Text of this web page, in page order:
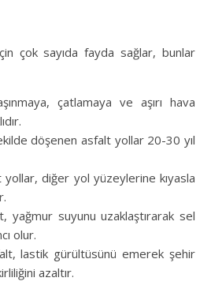
çok sayıda fayda sağlar, bunlar
çatlamaya ve aşırı hava
döşenen asfalt yollar 20-30 yıl
yollar, diğer yol yüzeylerine kıyasla
yağmur suyunu uzaklaştırarak sel
olur.
lastik gürültüsünü emerek şehir
azaltır.